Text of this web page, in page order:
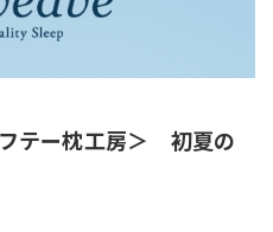
テー枕工房＞ 初夏の